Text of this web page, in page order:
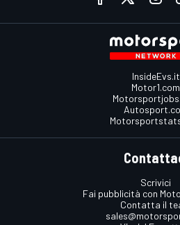
InsideEvs.it
Motor1.com
Scrivici
Fai pubblicità con
Contatta il